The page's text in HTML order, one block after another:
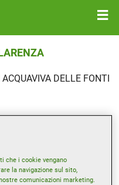
DELLE FONTI
che i cookie vengano
la navigazione sul sito,
comunicazioni marketing.